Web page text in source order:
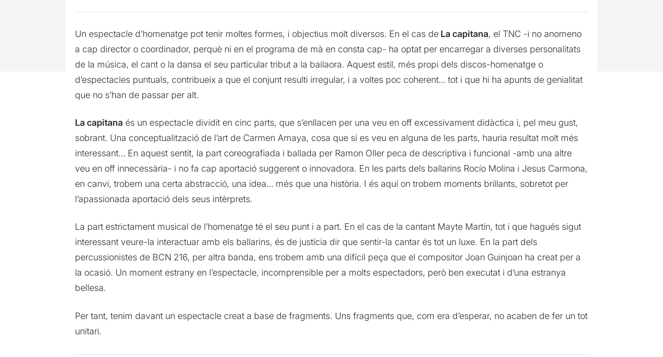
Un espectacle d’homenatge pot tenir moltes formes, i objectius molt diversos. En el cas deLa capitana, el TNC -i no anomeno
a cap director o coordinador, perquè ni en el programa de mà en consta cap- ha optat per encarregar a diverses personalitats
de la música, el cant o la dansa el seu particular tribut a la bailaora. Aquest estil, més propi dels discos-homenatge o
d’espectacles puntuals, contribueix a que el conjunt resulti irregular, i a voltes poc coherent… tot i que hi ha apunts de genialitat
que no s’han de passar per alt.
La capitana és un espectacle dividit en cinc parts, que s’enllacen per una veu en off excessivament didàctica i, pel meu gust,
sobrant. Una conceptualització de l’art de Carmen Amaya, cosa que sí es veu en alguna de les parts, hauria resultat molt més
interessant… En aquest sentit, la part coreografiada i ballada per Ramon Oller peca de descriptiva i funcional -amb una altre
veu en off innecessària- i no fa cap aportació suggerent o innovadora. En les parts dels ballarins Rocío Molina i Jesus Carmona,
en canvi, trobem una certa abstracció, una idea… més que una història. I és aquí on trobem moments brillants, sobretot per
l’apassionada aportació dels seus intèrprets.
La part estrictament musical de l’homenatge té el seu punt i a part. En el cas de la cantant Mayte Martín, tot i que hagués sigut
interessant veure-la interactuar amb els ballarins, és de justícia dir que sentir-la cantar és tot un luxe. En la part dels
percussionistes de BCN 216, per altra banda, ens trobem amb una difícil peça que el compositor Joan Guinjoan ha creat per a
la ocasió. Un moment estrany en l’espectacle, incomprensible per a molts espectadors, però ben executat i d’una estranya
bellesa.
Per tant, tenim davant un espectacle creat a base de fragments. Uns fragments que, com era d’esperar, no acaben de fer un tot
unitari.